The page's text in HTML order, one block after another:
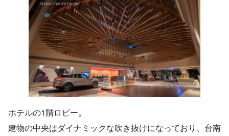
ホテルの1階ロビー。
建物の中央はダイナミックな吹き抜けになっており、台南